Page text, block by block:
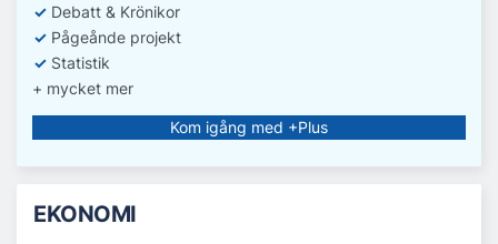
✓ Debatt & Krönikor
✓ Pågeånde projekt
✓ Statistik
+ mycket mer
Kom igång med +Plus
EKONOMI